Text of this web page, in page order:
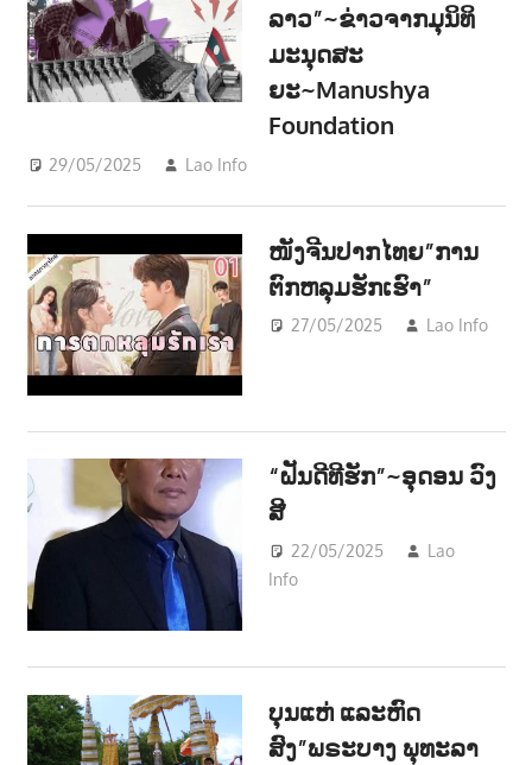
ລາວ”~ຂ່າວຈາກມຸນິທິ
ມະນຸດສະ
ຍະ~Manushya
Foundation
29/05/2025 Lao Info
ໜັງຈີນປາກໄທຍ”ການ
ຕົກຫລຸມຮັກເຮົາ”
27/05/2025 Lao Info
“ຝັນດີທີຮັກ”~ອຸດອນ ວົງ
ສີ
22/05/2025
Lao
Info
ບຸນແຫ່ ແລະຫົດ
ສົງ”ພຣະບາງ ພຸທະລາ